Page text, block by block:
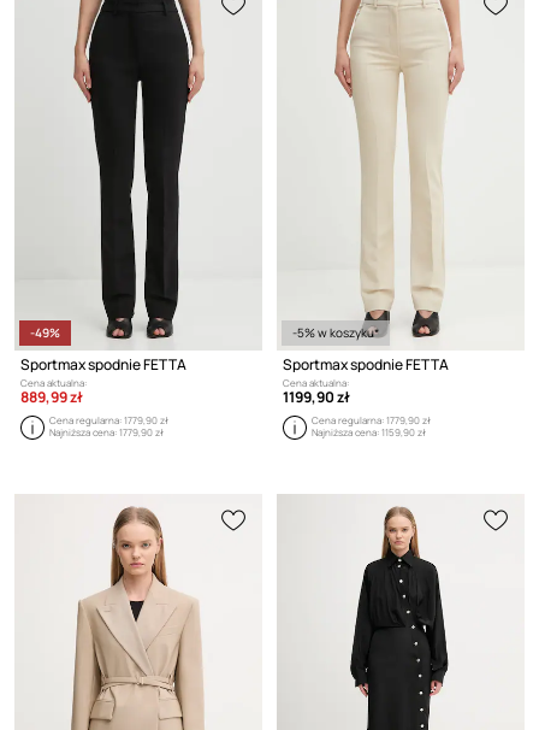
-49%
Sportmax spodnie FETTA
Cena aktualna:
889,99 zł
Cena regularna:1779,90 zł
Najniższa cena:1779,90 zł
-5% w koszyku*
Sportmax spodnie FETTA
Cena aktualna:
1199,90 zł
Cena regularna:1779,90 zł
Najniższa cena:1159,90 zł